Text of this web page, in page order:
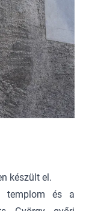
készült el.
templom és a